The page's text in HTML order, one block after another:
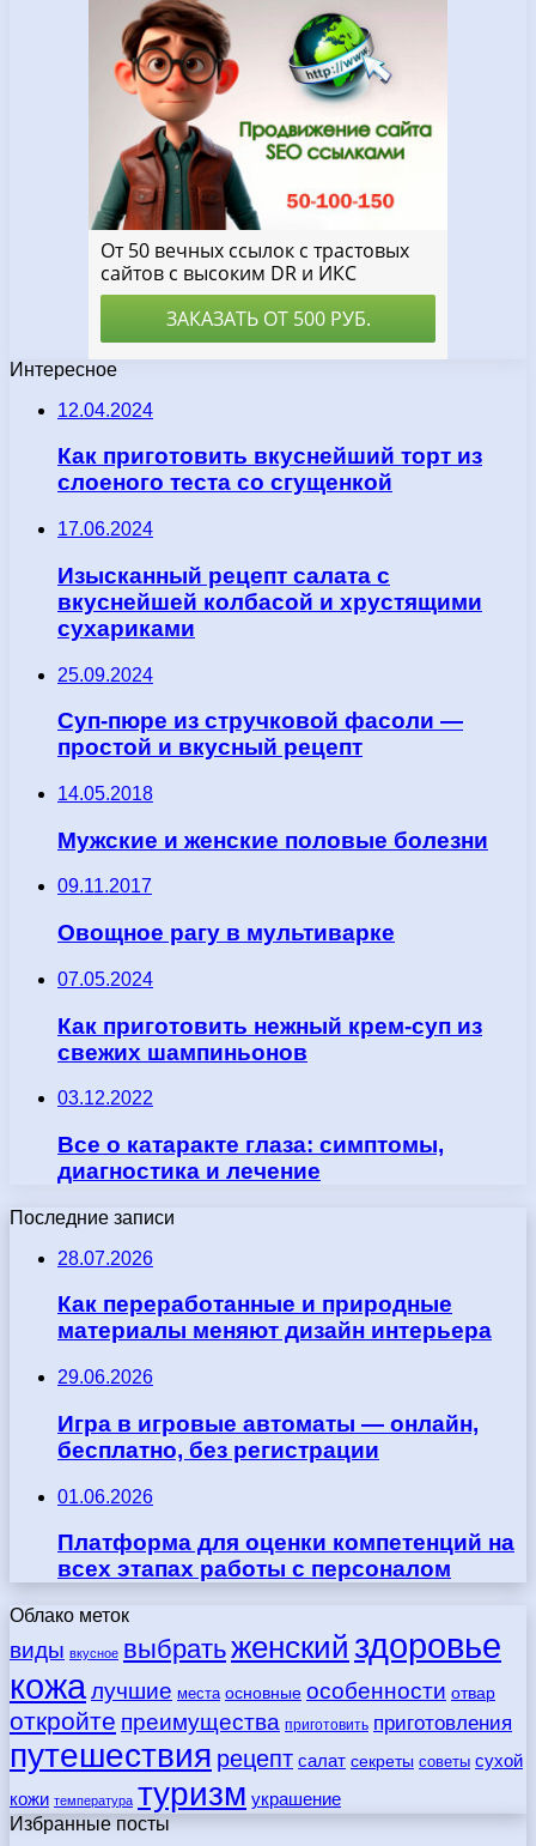
Интересное
12.04.2024
Как приготовить вкуснейший торт из
слоеного теста со сгущенкой
17.06.2024
Изысканный рецепт салата с
вкуснейшей колбасой и хрустящими
сухариками
25.09.2024
Суп-пюре из стручковой фасоли —
простой и вкусный рецепт
14.05.2018
Мужские и женские половые болезни
09.11.2017
Овощное рагу в мультиварке
07.05.2024
Как приготовить нежный крем-суп из
свежих шампиньонов
03.12.2022
Все о катаракте глаза: симптомы,
диагностика и лечение
Последние записи
28.07.2026
Как переработанные и природные
материалы меняют дизайн интерьера
29.06.2026
Игра в игровые автоматы — онлайн,
бесплатно, без регистрации
01.06.2026
Платформа для оценки компетенций на
всех этапах работы с персоналом
Облако меток
виды вкусное выбратьженский здоровье
кожалучшие места основные особенности отвар
откройте преимущества приготовить приготовления
путешествия рецепт салат секреты советы сухой
кожи температура туризм украшение
Избранные посты